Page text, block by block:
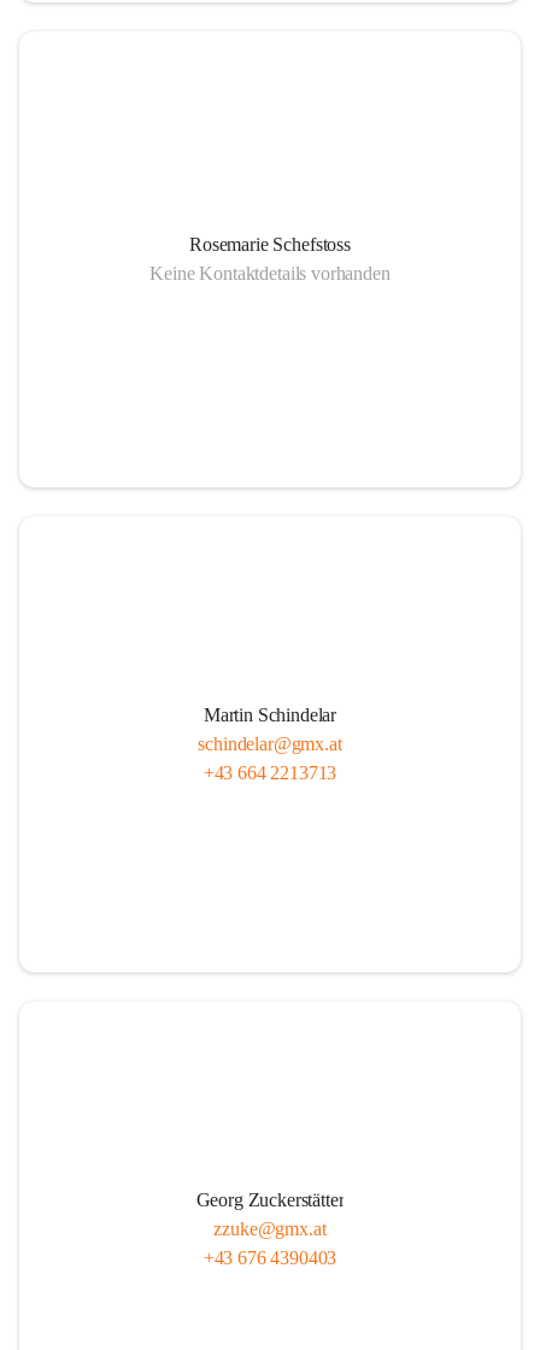
Rosemarie Schefstoss
Keine Kontaktdetails vorhanden
Martin Schindelar
schindelar@gmx.at
+43 664 2213713
Georg Zuckerstätter
zzuke@gmx.at
+43 676 4390403